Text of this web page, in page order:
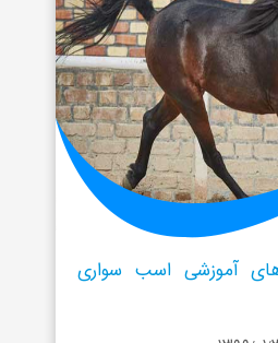
آموزشی اسب سواری